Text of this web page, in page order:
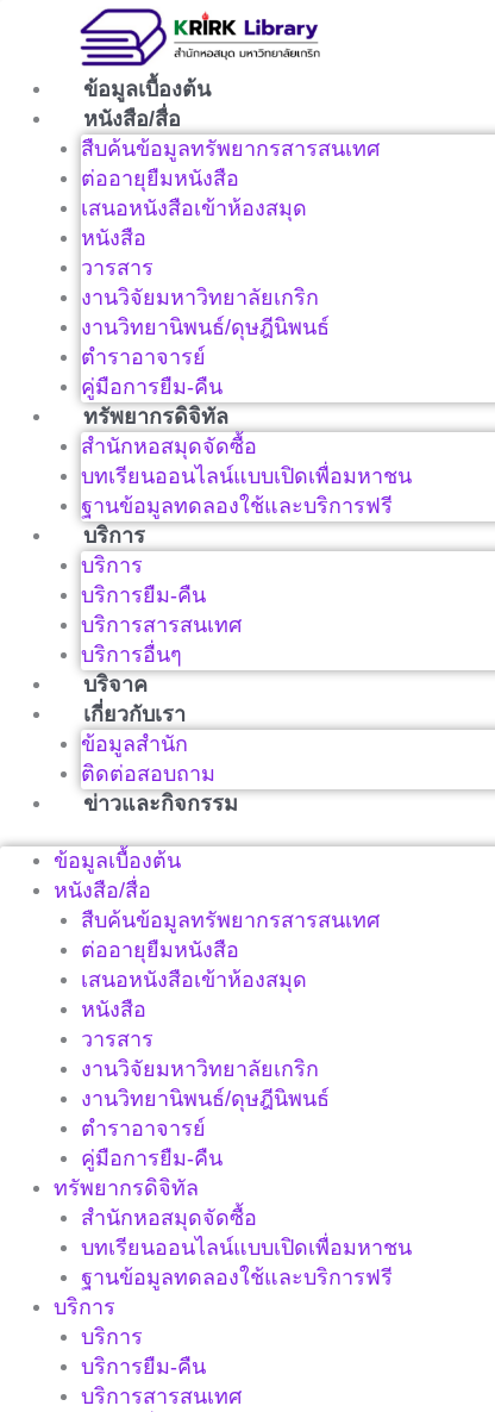
ข้อมูลเบื้องต้น
หนังสือ/สื่อ
สืบค้นข้อมูลทรัพยากรสารสนเทศ
ต่ออายุยืมหนังสือ
เสนอหนังสือเข้าห้องสมุด
หนังสือ
วารสาร
งานวิจัยมหาวิทยาลัยเกริก
งานวิทยานิพนธ์/ดุษฎีนิพนธ์
ตำราอาจารย์
คู่มือการยืม-คืน
ทรัพยากรดิจิทัล
สำนักหอสมุดจัดซื้อ
บทเรียนออนไลน์แบบเปิดเพื่อมหาชน
ฐานข้อมูลทดลองใช้และบริการฟรี
บริการ
บริการ
บริการยืม-คืน
บริการสารสนเทศ
บริการอื่นๆ
บริจาค
เกี่ยวกับเรา
ข้อมูลสำนัก
ติดต่อสอบถาม
ข่าวและกิจกรรม
ข้อมูลเบื้องต้น
หนังสือ/สื่อ
สืบค้นข้อมูลทรัพยากรสารสนเทศ
ต่ออายุยืมหนังสือ
เสนอหนังสือเข้าห้องสมุด
หนังสือ
วารสาร
งานวิจัยมหาวิทยาลัยเกริก
งานวิทยานิพนธ์/ดุษฎีนิพนธ์
ตำราอาจารย์
คู่มือการยืม-คืน
ทรัพยากรดิจิทัล
สำนักหอสมุดจัดซื้อ
บทเรียนออนไลน์แบบเปิดเพื่อมหาชน
ฐานข้อมูลทดลองใช้และบริการฟรี
บริการ
บริการ
บริการยืม-คืน
บริการสารสนเทศ